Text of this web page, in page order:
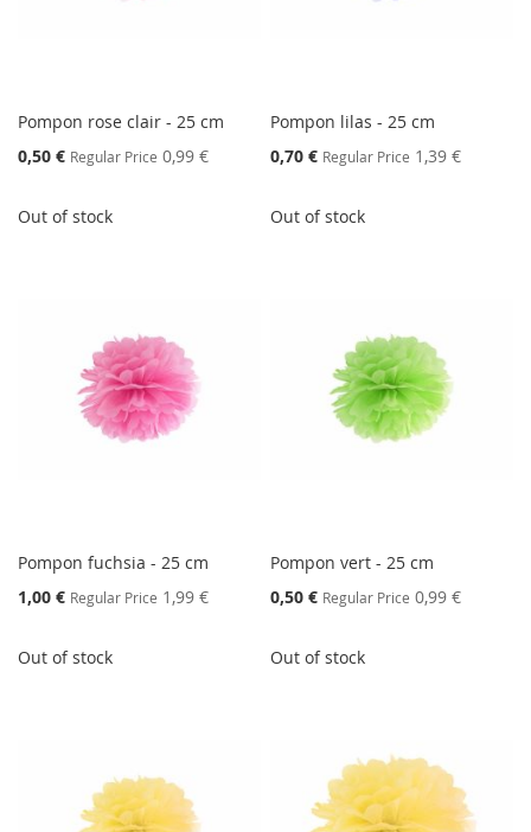
Pompon rose clair - 25 cm
Special
Price
0,50 € Regular Price 0,99 €
Out of stock
Pompon lilas - 25 cm
Special
Price
0,70 € Regular Price 1,39 €
Out of stock
Pompon fuchsia - 25 cm
Special
Price
1,00 € Regular Price 1,99 €
Out of stock
Pompon vert - 25 cm
Special
Price
0,50 € Regular Price 0,99 €
Out of stock